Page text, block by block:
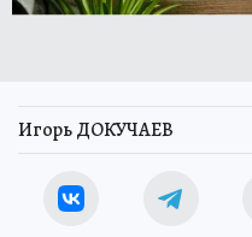
Игорь ДОКУЧАЕВ